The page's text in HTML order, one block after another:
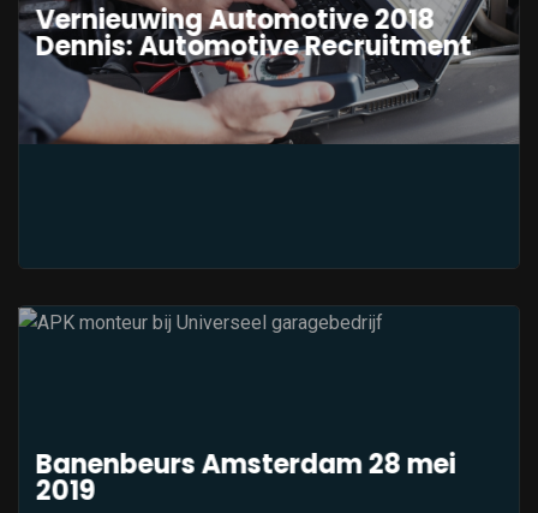
Vernieuwing Automotive 2018
Dennis: Automotive Recruitment
Banenbeurs Amsterdam 28 mei
2019